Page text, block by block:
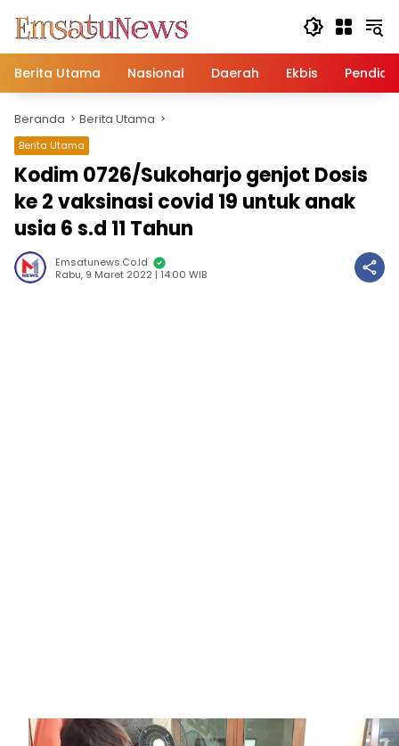
konten
Berita Utama
Nasional Daerah Ekbis
Beranda Berita Utama
Berita Utama
Kodim 0726/Sukoharjo genjot Dosis
ke 2 vaksinasi covid 19 untuk anak
usia 6 s.d 11 Tahun
Emsatunews.co.id
Rabu, 9 Maret 2022 | 14:00 WIB